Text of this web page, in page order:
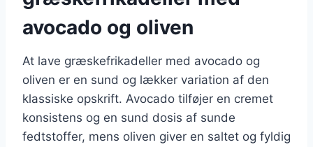
avocado og oliven
At lave græskefrikadeller med avocado og
oliven er en sund og lækker variation af den
klassiske opskrift. Avocado tilføjer en cremet
konsistens og en sund dosis af sunde
fedtstoffer, mens oliven giver en saltet og fyldig